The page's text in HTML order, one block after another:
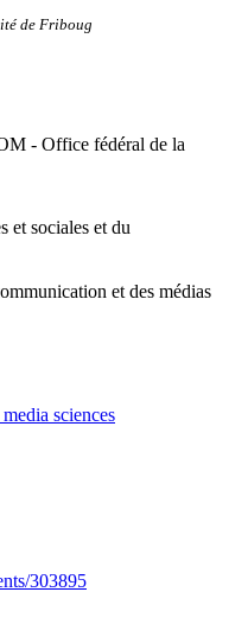
de Friboug
- Office fédéral de la
et sociales et du
et des médias
sciences
303895